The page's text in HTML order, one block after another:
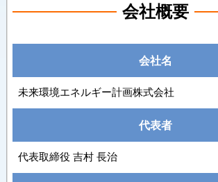
会社概要
会社名
未来環境エネルギー計画株式会社
代表者
代表取締役 吉村 長治